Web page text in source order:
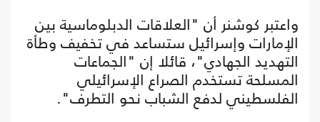
واعتبر كوشنر أن "العلاقات الدبلوماسية بين
الإمارات وإسرائيل ستساعد في تخفيف وطأة
التهديد الجهادي"، قائلا إن "الجماعات
المسلحة تستخدم الصراع الإسرائيلي
الفلسطيني لدفع الشباب نحو التطرف".